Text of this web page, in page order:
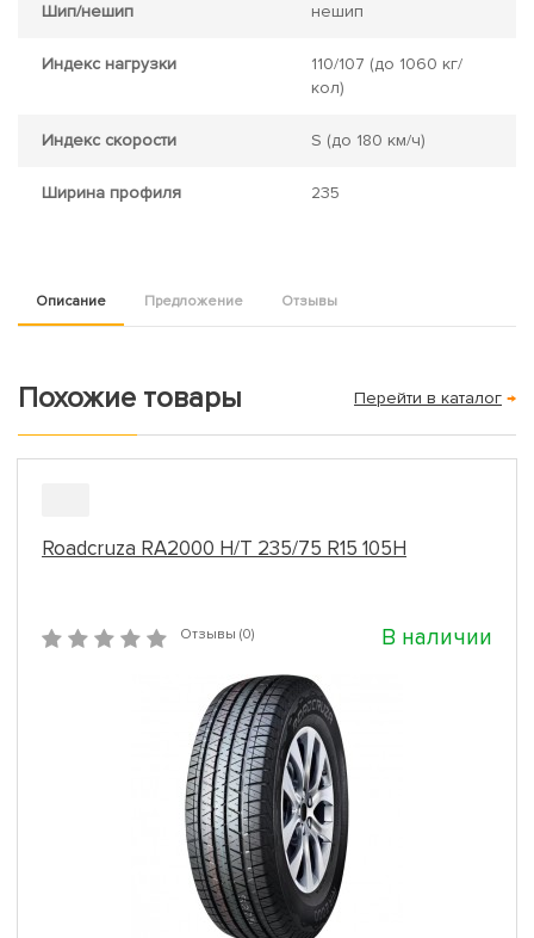
Шип/нешип нешип
Индекс нагрузки 110/107 (до 1060 кг/
кол)
Индекс скорости S (до 180 км/ч)
Ширина профиля 235
Описание Предложение Отзывы
Похожие товары Перейти в каталог →
Roadcruza RA2000 H/T 235/75 R15 105H
Отзывы (0) В наличии